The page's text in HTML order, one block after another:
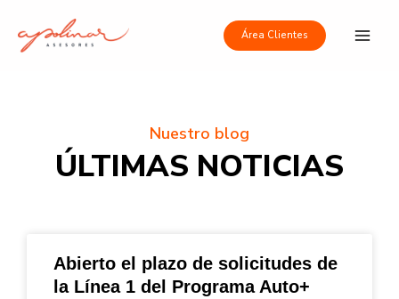
contenido
Área Clientes
Nuestro blog
ÚLTIMAS NOTICIAS
Abierto el plazo de solicitudes de
la Línea 1 del Programa Auto+